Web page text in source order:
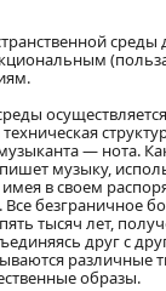
среды
— нота.
музыку,
в своем
безграничное
тысяч лет,
друг с
образы.